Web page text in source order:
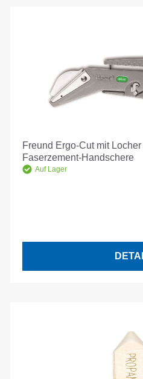
Freund Ergo-Cut mit
Faserzement-Handschere
Auf Lager